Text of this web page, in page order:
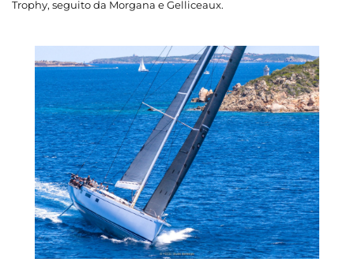
Trophy, seguito da Morgana e Gelliceaux.